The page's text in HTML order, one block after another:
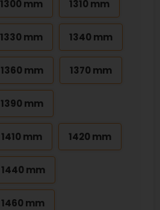
1300 mm 1310 mm
1330 mm 1340 mm
1360 mm 1370 mm
1390 mm
1410 mm 1420 mm
1440 mm
1460 mm